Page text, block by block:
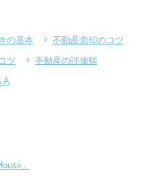
の基本
不動産売却のコツ
ツ
不動産の評価額
A
」